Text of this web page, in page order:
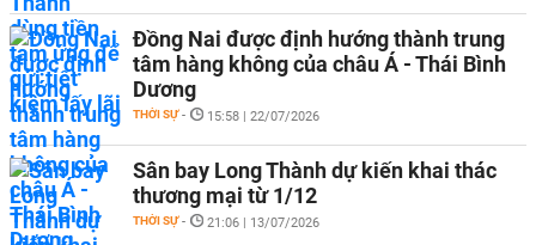
Đồng Nai được định hướng thành trung
tâm hàng không của châu Á - Thái Bình
Dương
THỜI SỰ - 15:58 | 22/07/2026
Sân bay Long Thành dự kiến khai thác
thương mại từ 1/12
THỜI SỰ - 21:06 | 13/07/2026